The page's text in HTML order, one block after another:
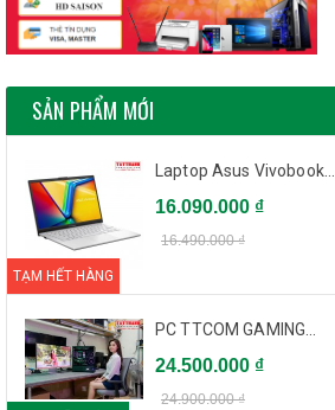
SẢN PHẨM MỚI
TẠM HẾT HÀNG
Laptop Asus Vivobook...
16.090.000 ₫
16.490.000 ₫
PC TTCOM GAMING...
24.500.000 ₫
24.900.000 ₫